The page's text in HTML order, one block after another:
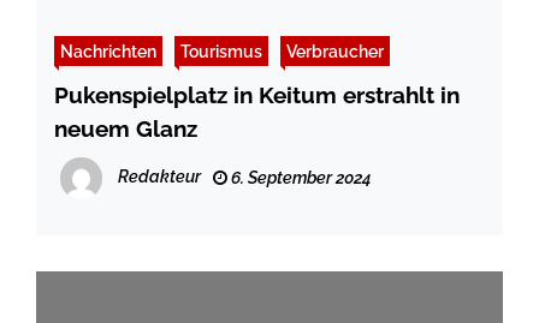
Nachrichten Tourismus Verbraucher
Pukenspielplatz in Keitum erstrahlt in
neuem Glanz
Redakteur 6. September 2024